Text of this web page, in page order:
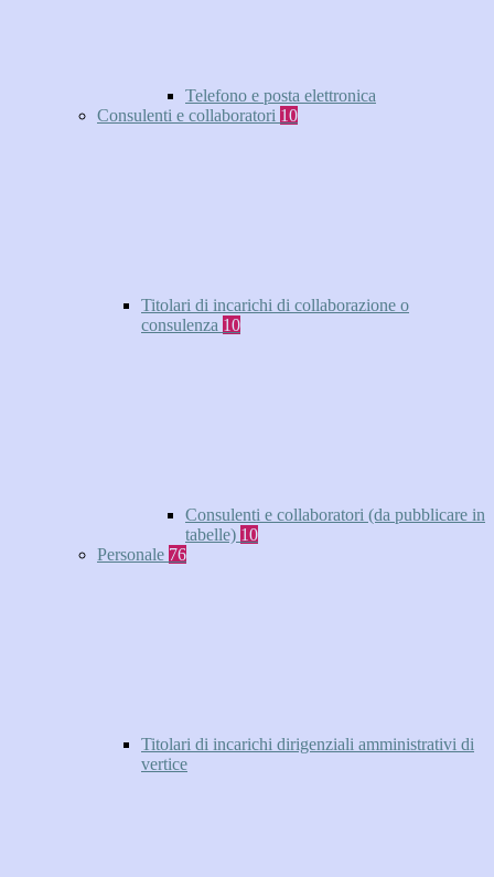
Telefono e posta elettronica
Consulenti e collaboratori 10
Titolari di incarichi di collaborazione o
consulenza 10
Consulenti e collaboratori (da pubblicare in
tabelle) 10
Personale 76
Titolari di incarichi dirigenziali amministrativi di
vertice